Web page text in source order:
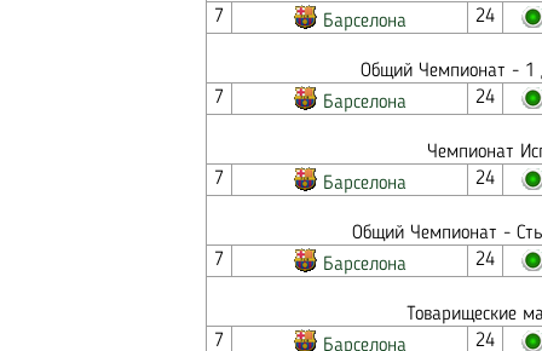
7 Барселона 24
Общий Чемпионат - 1
7
Барселона 24
Чемпионат
7
Барселона 24
Общий Чемпионат -
7
Барселона 24
Товарищеские
7
Барселона 24